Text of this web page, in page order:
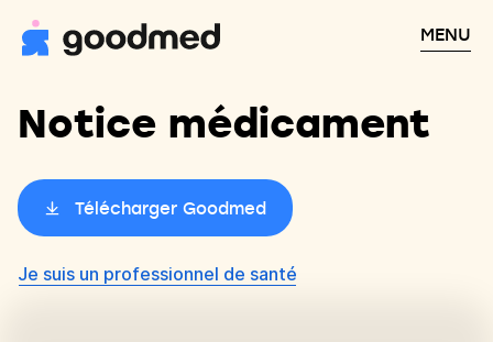
MENU
Notice médicament
Télécharger Goodmed
Je suis un professionnel de santé